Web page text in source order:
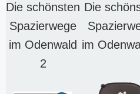
Die schönsten
Spazierwege
im Odenwald
2
Die
im